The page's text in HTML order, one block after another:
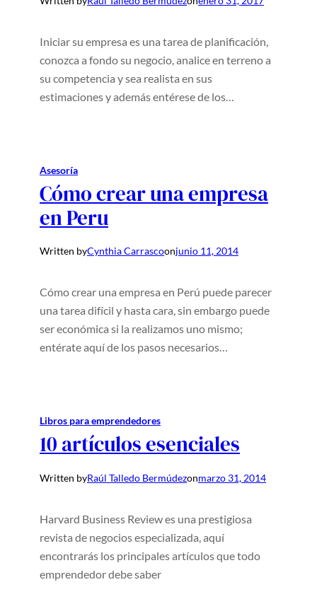
Iniciar su empresa es una tarea de planificación,
conozca a fondo su negocio, analice en terreno a
su competencia y sea realista en sus
estimaciones y además entérese de los…
Asesoría
Cómo crear una empresa
en Peru
Written byCynthia Carrascoonjunio 11, 2014
Cómo crear una empresa en Perú puede parecer
una tarea difícil y hasta cara, sin embargo puede
ser económica si la realizamos uno mismo;
entérate aquí de los pasos necesarios…
Libros para emprendedores
10 artículos esenciales
Written byRaúl Talledo Bermúdezonmarzo 31, 2014
Harvard Business Review es una prestigiosa
revista de negocios especializada, aquí
encontrarás los principales artículos que todo
emprendedor debe saber